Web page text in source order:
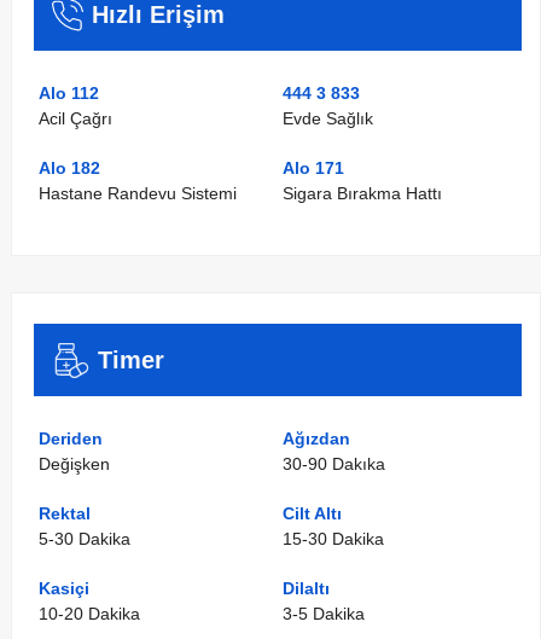
Hızlı Erişim
Alo 112
Acil Çağrı
444 3 833
Evde Sağlık
Alo 182
Hastane Randevu Sistemi
Alo 171
Sigara Bırakma Hattı
Timer
Deriden
Değişken
Ağızdan
30-90 Dakıka
Rektal
5-30 Dakika
Cilt Altı
15-30 Dakika
Kasiçi
10-20 Dakika
Dilaltı
3-5 Dakika